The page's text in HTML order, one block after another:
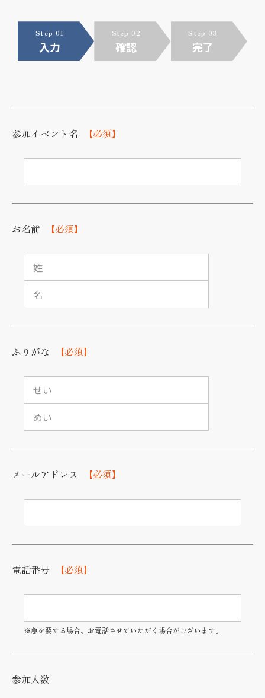
Step 01
入力
Step 02
確認
Step 03
完了
参加イベント名 【必須】
お名前 【必須】
ふりがな 【必須】
メールアドレス 【必須】
電話番号 【必須】
※急を要する場合、お電話させていただく場合がございます。
参加人数